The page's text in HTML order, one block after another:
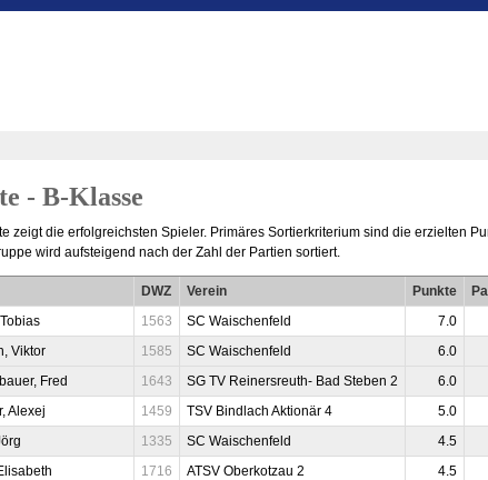
- B-Klasse
zeigt die erfolgreichsten Spieler. Primäres Sortierkriterium sind die erzielten
wird aufsteigend nach der Zahl der Partien sortiert.
DWZ Verein Punkte
1563 SC Waischenfeld 7.0
Viktor 1585 SC Waischenfeld 6.0
Fred 1643 SG TV Reinersreuth- Bad Steben 2 6.0
Alexej 1459 TSV Bindlach Aktionär 4 5.0
1335 SC Waischenfeld 4.5
1716 ATSV Oberkotzau 2 4.5